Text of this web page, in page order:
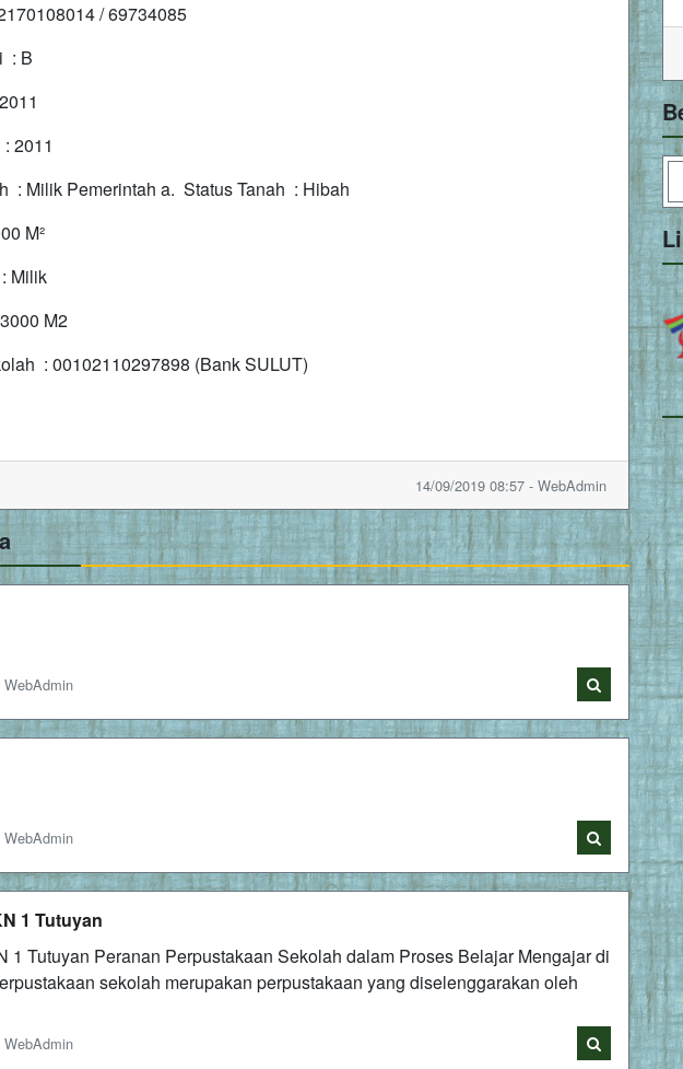
/ 69734085
: B
2011
: Milik Pemerintah a. Status Tanah : Hibah
M²
Milik
M2
: 00102110297898 (Bank SULUT)
14/09/2019 08:57 - WebAdmin
1 Tutuyan
1 Tutuyan Peranan Perpustakaan Sekolah dalam Proses Belajar Mengajar di
sekolah merupakan perpustakaan yang diselenggarakan oleh